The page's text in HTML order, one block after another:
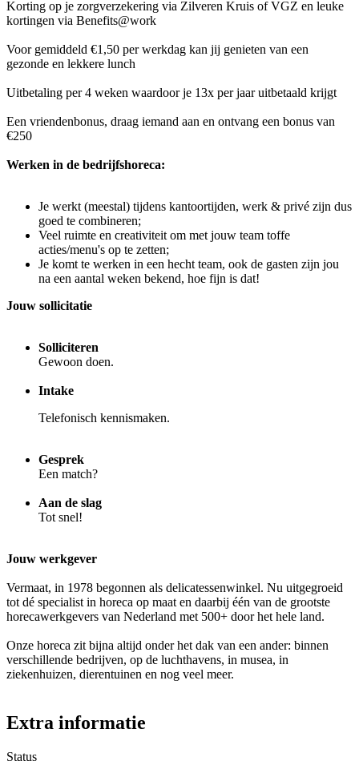
Korting op je zorgverzekering via Zilveren Kruis of VGZ en leuke
kortingen via Benefits@work
Voor gemiddeld €1,50 per werkdag kan jij genieten van een
gezonde en lekkere lunch
Uitbetaling per 4 weken waardoor je 13x per jaar uitbetaald krijgt
Een vriendenbonus, draag iemand aan en ontvang een bonus van
€250
Werken in de bedrijfshoreca:
Je werkt (meestal) tijdens kantoortijden, werk & privé zijn dus
goed te combineren;
Veel ruimte en creativiteit om met jouw team toffe
acties/menu's op te zetten;
Je komt te werken in een hecht team, ook de gasten zijn jou
na een aantal weken bekend, hoe fijn is dat!
Jouw sollicitatie
Solliciteren
Gewoon doen.
Intake
Telefonisch kennismaken.
Gesprek
Een match?
Aan de slag
Tot snel!
Jouw werkgever
Vermaat, in 1978 begonnen als delicatessenwinkel. Nu uitgegroeid
tot dé specialist in horeca op maat en daarbij één van de grootste
horecawerkgevers van Nederland met 500+ door het hele land.
Onze horeca zit bijna altijd onder het dak van een ander: binnen
verschillende bedrijven, op de luchthavens, in musea, in
ziekenhuizen, dierentuinen en nog veel meer.
Extra informatie
Status